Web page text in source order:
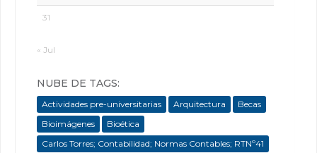
31
« Jul
NUBE DE TAGS:
Actividades pre-universitarias Arquitectura
Becas
Bioimágenes
Bioética
Carlos Torres; Contabilidad; Normas Contables; RTNº41